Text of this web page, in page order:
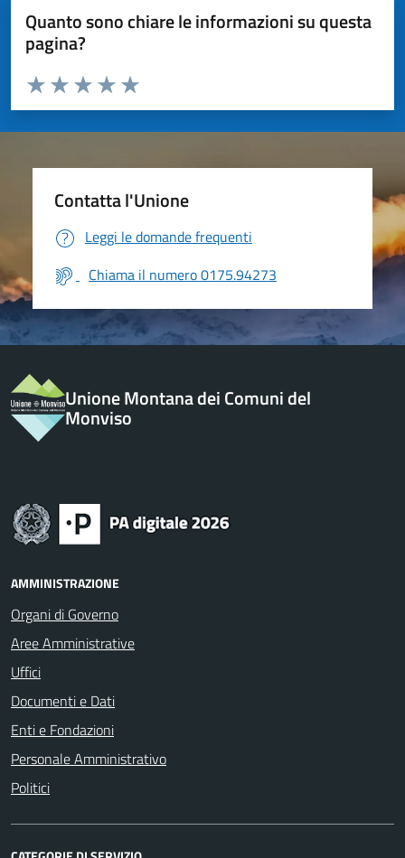
Quanto sono chiare le informazioni su questa
pagina?
Valuta da 1 a 5 stelle la pagina
Valuta 5 stelle su 5
Valuta 4 stelle su 5
Valuta 3 stelle su 5
Valuta 2 stelle su 5
Valuta 1 stelle su 5
Contatta l'Unione
Leggi le domande frequenti
Chiama il numero 0175.94273
Unione Montana dei Comuni del
Monviso
AMMINISTRAZIONE
Organi di Governo
Aree Amministrative
Uffici
Documenti e Dati
Enti e Fondazioni
Personale Amministrativo
Politici